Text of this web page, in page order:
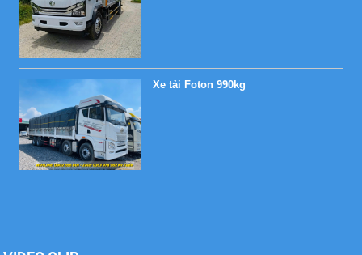
Xe tải Foton 990kg